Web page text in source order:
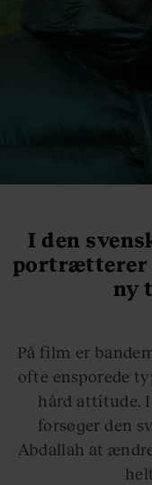
I den
portrætterer
ny
På film er
ofte ensporede
hård attitude. I
forsøger den
Abdallah at